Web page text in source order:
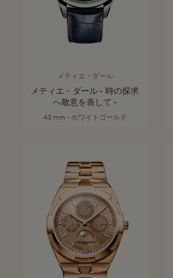
メティエ・ダール
メティエ・ダール - 時の探求
へ敬意を表して -
43 mm - ホワイトゴールド